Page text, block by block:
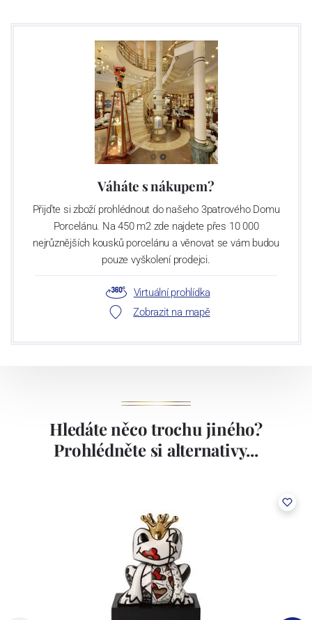
Váháte s nákupem?
Přijďte si zboží prohlédnout do našeho 3patrového Domu
Porcelánu. Na 450 m2 zde najdete přes 10 000
nejrůznějších kousků porcelánu a věnovat se vám budou
pouze vyškolení prodejci.
Virtuální prohlídka
Zobrazit na mapě
Hledáte něco trochu jiného?
Prohlédněte si alternativy...